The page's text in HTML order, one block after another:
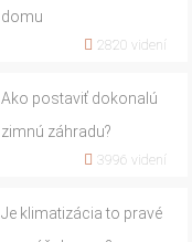
domu
2820 videní
Ako postaviť dokonalú
zimnú záhradu?
3996 videní
Je klimatizácia to pravé